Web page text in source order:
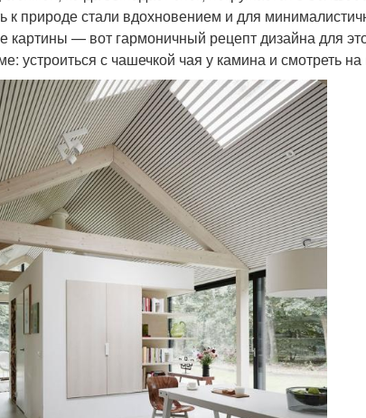
к природе стали вдохновением и для
картины — вот гармоничный рецепт дизайна для
устроиться с чашечкой чая у камина и смотреть